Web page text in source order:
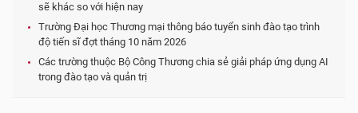
sẽ khác so với hiện nay
Trường Đại học Thương mại thông báo tuyển sinh đào tạo trình
độ tiến sĩ đợt tháng 10 năm 2026
Các trường thuộc Bộ Công Thương chia sẻ giải pháp ứng dụng AI
trong đào tạo và quản trị